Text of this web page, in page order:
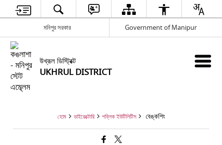
মনিপুর সরকার Government of Manipur
উখ্রূল ডিস্ট্রিক্ট
UKHRUL DISTRICT
হোম ডাইরেক্টোরি পব্লিক ইউটিলিটিস বেঙ্কশিং